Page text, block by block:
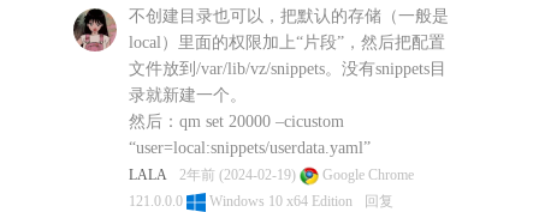
不创建目录也可以，把默认的存储（一般是
local）里面的权限加上“片段”，然后把配置
文件放到/var/lib/vz/snippets。没有snippets目
录就新建一个。
然后：qm set 20000 –cicustom
“user=local:snippets/userdata.yaml”
LALA 2年前 (2024-02-19)
Google Chrome
121.0.0.0
Windows 10 x64 Edition 回复